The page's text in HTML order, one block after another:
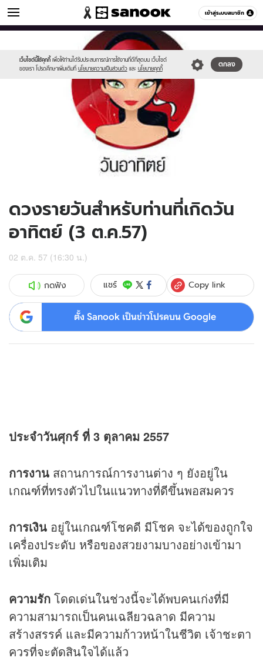
เข้าสู่ระบบสมาชิก
ดูดวง หมวดอื่นๆ
เว็บไซต์นี้ใช้คุกกี้ เพื่อให้ท่านได้รับประสบการณ์การใช้งานที่ดีที่สุดบน เว็บไซต์
ของเรา โปรดศึกษาเพิ่มเติมที่ นโยบายความเป็นส่วนตัว และ นโยบายคุกกี้
ตกลง
//s.isanook.com/sr/0/images/logo-
sanook.png
//s.isanook.com/ho/0/ud/14/71569/170-
ดวงรายวันสำหรับท่านที่เกิดวัน
อาทิตย์ (3 ต.ค.57)
02 ต.ค. 57 (16:30 น.)
กดฟัง แชร์ Copy link
ตั้ง Sanook เป็นข่าวโปรดบน Google
ประจำวันศุกร์ ที่ 3 ตุลาคม 2557
การงาน สถานการณ์การงานต่าง ๆ ยังอยู่ใน
เกณฑ์ที่ทรงตัวไปในแนวทางที่ดีขึ้นพอสมควร
การเงิน อยู่ในเกณฑ์โชคดี มีโชค จะได้ของถูกใจ
เครื่องประดับ หรือของสวยงามบางอย่างเข้ามา
เพิ่มเติม
ความรัก โดดเด่นในช่วงนี้จะได้พบคนเก่งที่มี
ความสามารถเป็นคนเฉลียวฉลาด มีความ
สร้างสรรค์ และมีความก้าวหน้าในชีวิต เจ้าชะตา
ควรที่จะตัดสินใจได้แล้ว